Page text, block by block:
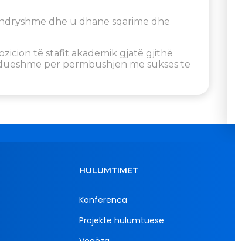
dhe u dhanë sqarime dhe
të stafit akademik gjatë gjithë
për përmbushjen me sukses të
HULUMTIMET
Konferenca
Projekte hulumtuese